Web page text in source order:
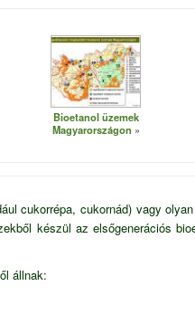
Bioetanol üzemek
Magyarországon
cukorrépa, cukornád) vagy
készül az elsőgenerációs
állnak: